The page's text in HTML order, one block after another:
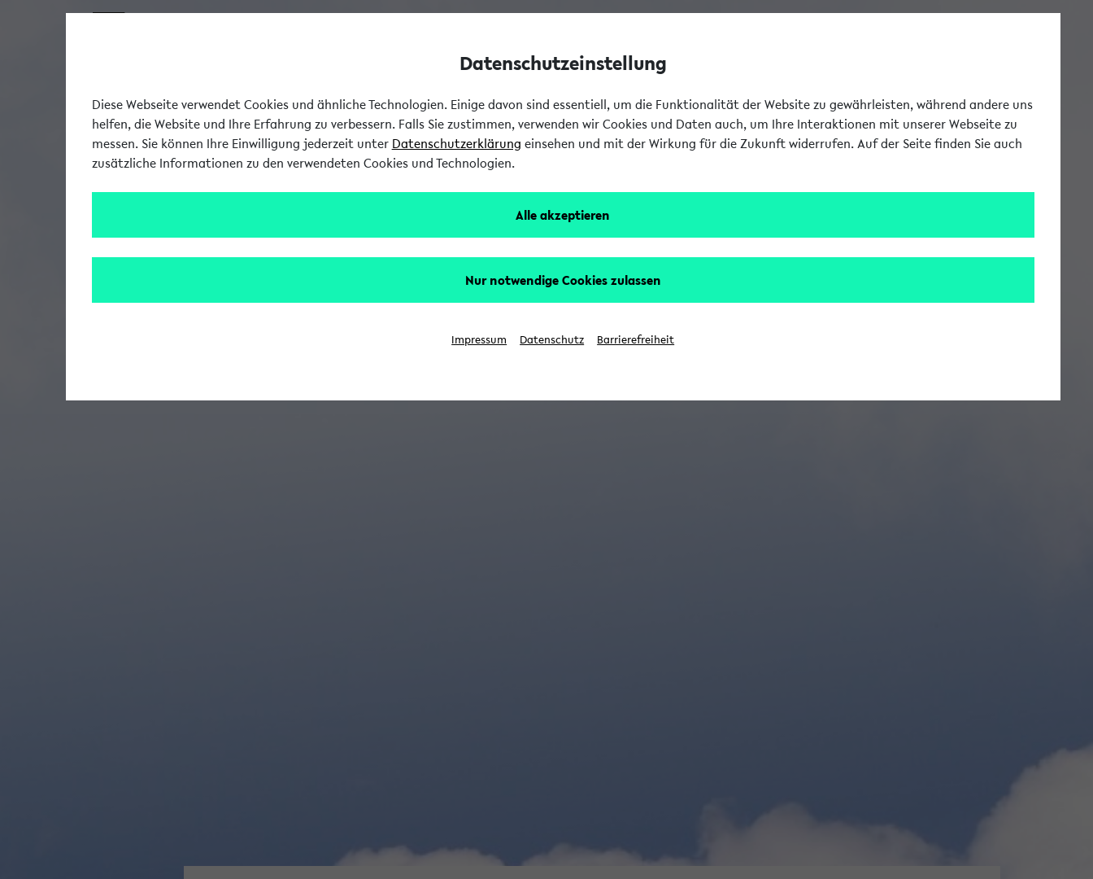
Datenschutzeinstellung
Diese Webseite verwendet Cookies und ähnliche Technologien. Einige davon sind essentiell, um die Funktionalität der Website zu gewährleisten, während andere uns
helfen, die Website und Ihre Erfahrung zu verbessern. Falls Sie zustimmen, verwenden wir Cookies und Daten auch, um Ihre Interaktionen mit unserer Webseite zu
messen. Sie können Ihre Einwilligung jederzeit unter Datenschutzerklärung einsehen und mit der Wirkung für die Zukunft widerrufen. Auf der Seite finden Sie auch
zusätzliche Informationen zu den verwendeten Cookies und Technologien.
Alle akzeptieren
Nur notwendige Cookies zulassen
Impressum Datenschutz Barrierefreiheit